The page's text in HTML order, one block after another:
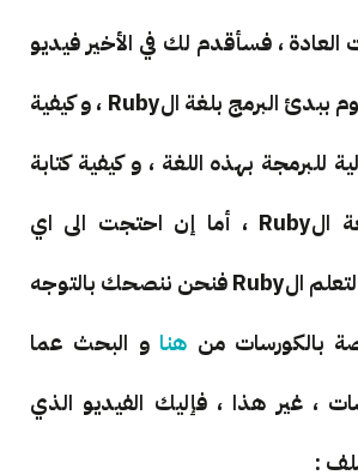
، فسأقدم لك في الأخير فيديو
يشرح لك كيف تقوم ببدئ البرمج بلغة الRuby ، و كيفية
للبرمجة بهذه اللغة ، و كيفية كتابة
أول كود لك بلغة الRuby ، أما إن احتجت الى اي
كورسات او دورات لتعلم الRuby فنحن ننصحك بالتوجه
بالكورسات من هنا و البحث عما
، غير هذا ، فإليك الفيديو الذي
: